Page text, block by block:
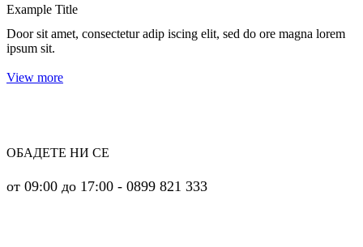
Example Title
Door sit amet, consectetur adip iscing elit, sed do ore magna lorem
ipsum sit.
View more
ОБАДЕТЕ НИ СЕ
от 09:00 до 17:00 - 0899 821 333